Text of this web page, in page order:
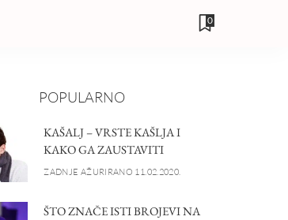
0
POPULARNO
KAŠALJ – VRSTE KAŠLJA I
KAKO GA ZAUSTAVITI
ZADNJE AŽURIRANO 11.02.2020.
ŠTO ZNAČE ISTI BROJEVI NA